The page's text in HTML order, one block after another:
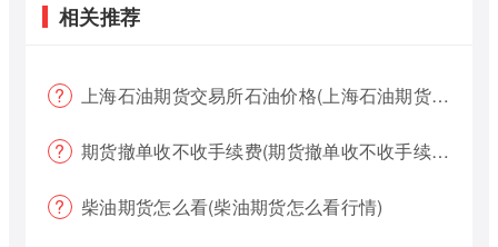
相关推荐
上海石油期货交易所石油价格(上海石油期货交易所石油价格查询)
期货撤单收不收手续费(期货撤单收不收手续费用)
柴油期货怎么看(柴油期货怎么看行情)